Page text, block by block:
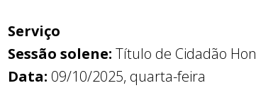
Serviço
Sessão solene: Título de Cidadão
Data: 09/10/2025, quarta-feira